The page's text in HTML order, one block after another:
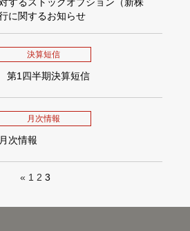
に関するお知らせ
決算短信
1四半期決算短信
月次情報
次情報
« 1 2 3